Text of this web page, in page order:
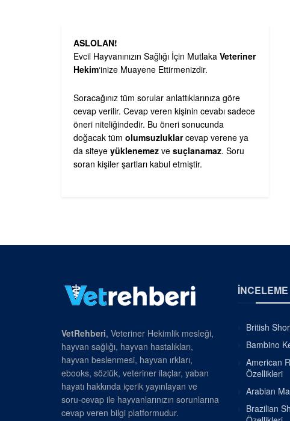
ASLOLAN!
Evcil Hayvanınızın Sağlığı İçin Mutlaka Veteriner
Hekim‘inize Muayene Ettirmenizdir.
Soracağınız tüm sorular anlattıklarınıza göre
cevap verilir. Cevap veren kişinin cevabı sadece
öneri niteliğindedir. Bu öneri sonucunda
doğacak tüm olumsuzluklarcevap verene ya
da siteye yüklenemez ve suçlanamaz. Soru
soran kişiler şartları kabul etmiştir.
VetRehberi, Veteriner Hekimlik mesleği,
hayvan sağlığı, hayvan hastalıkları,
hayvan beslenmesi, hayvan ırkları,
ebooks, sözlük, veteriner ilaçlar, yaban
hayatı hakkında içerik yayınlayan ve
soru-cevap ile hayvanlarınızın sorunlarına
cevap veren bilgi platformudur.
İNCELEME
British
Bambino
American
Özellikleri
Arabian
Brazilian